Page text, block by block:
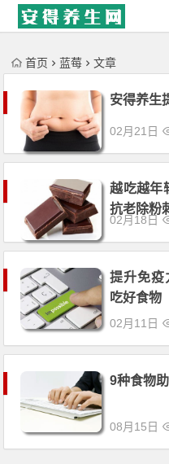
'); })();
首页 蓝莓 文章
安得养生
02月21日
越吃越年
抗老除粉
02月18日
提升免疫
吃好食物
02月11日
9种食物
08月15日